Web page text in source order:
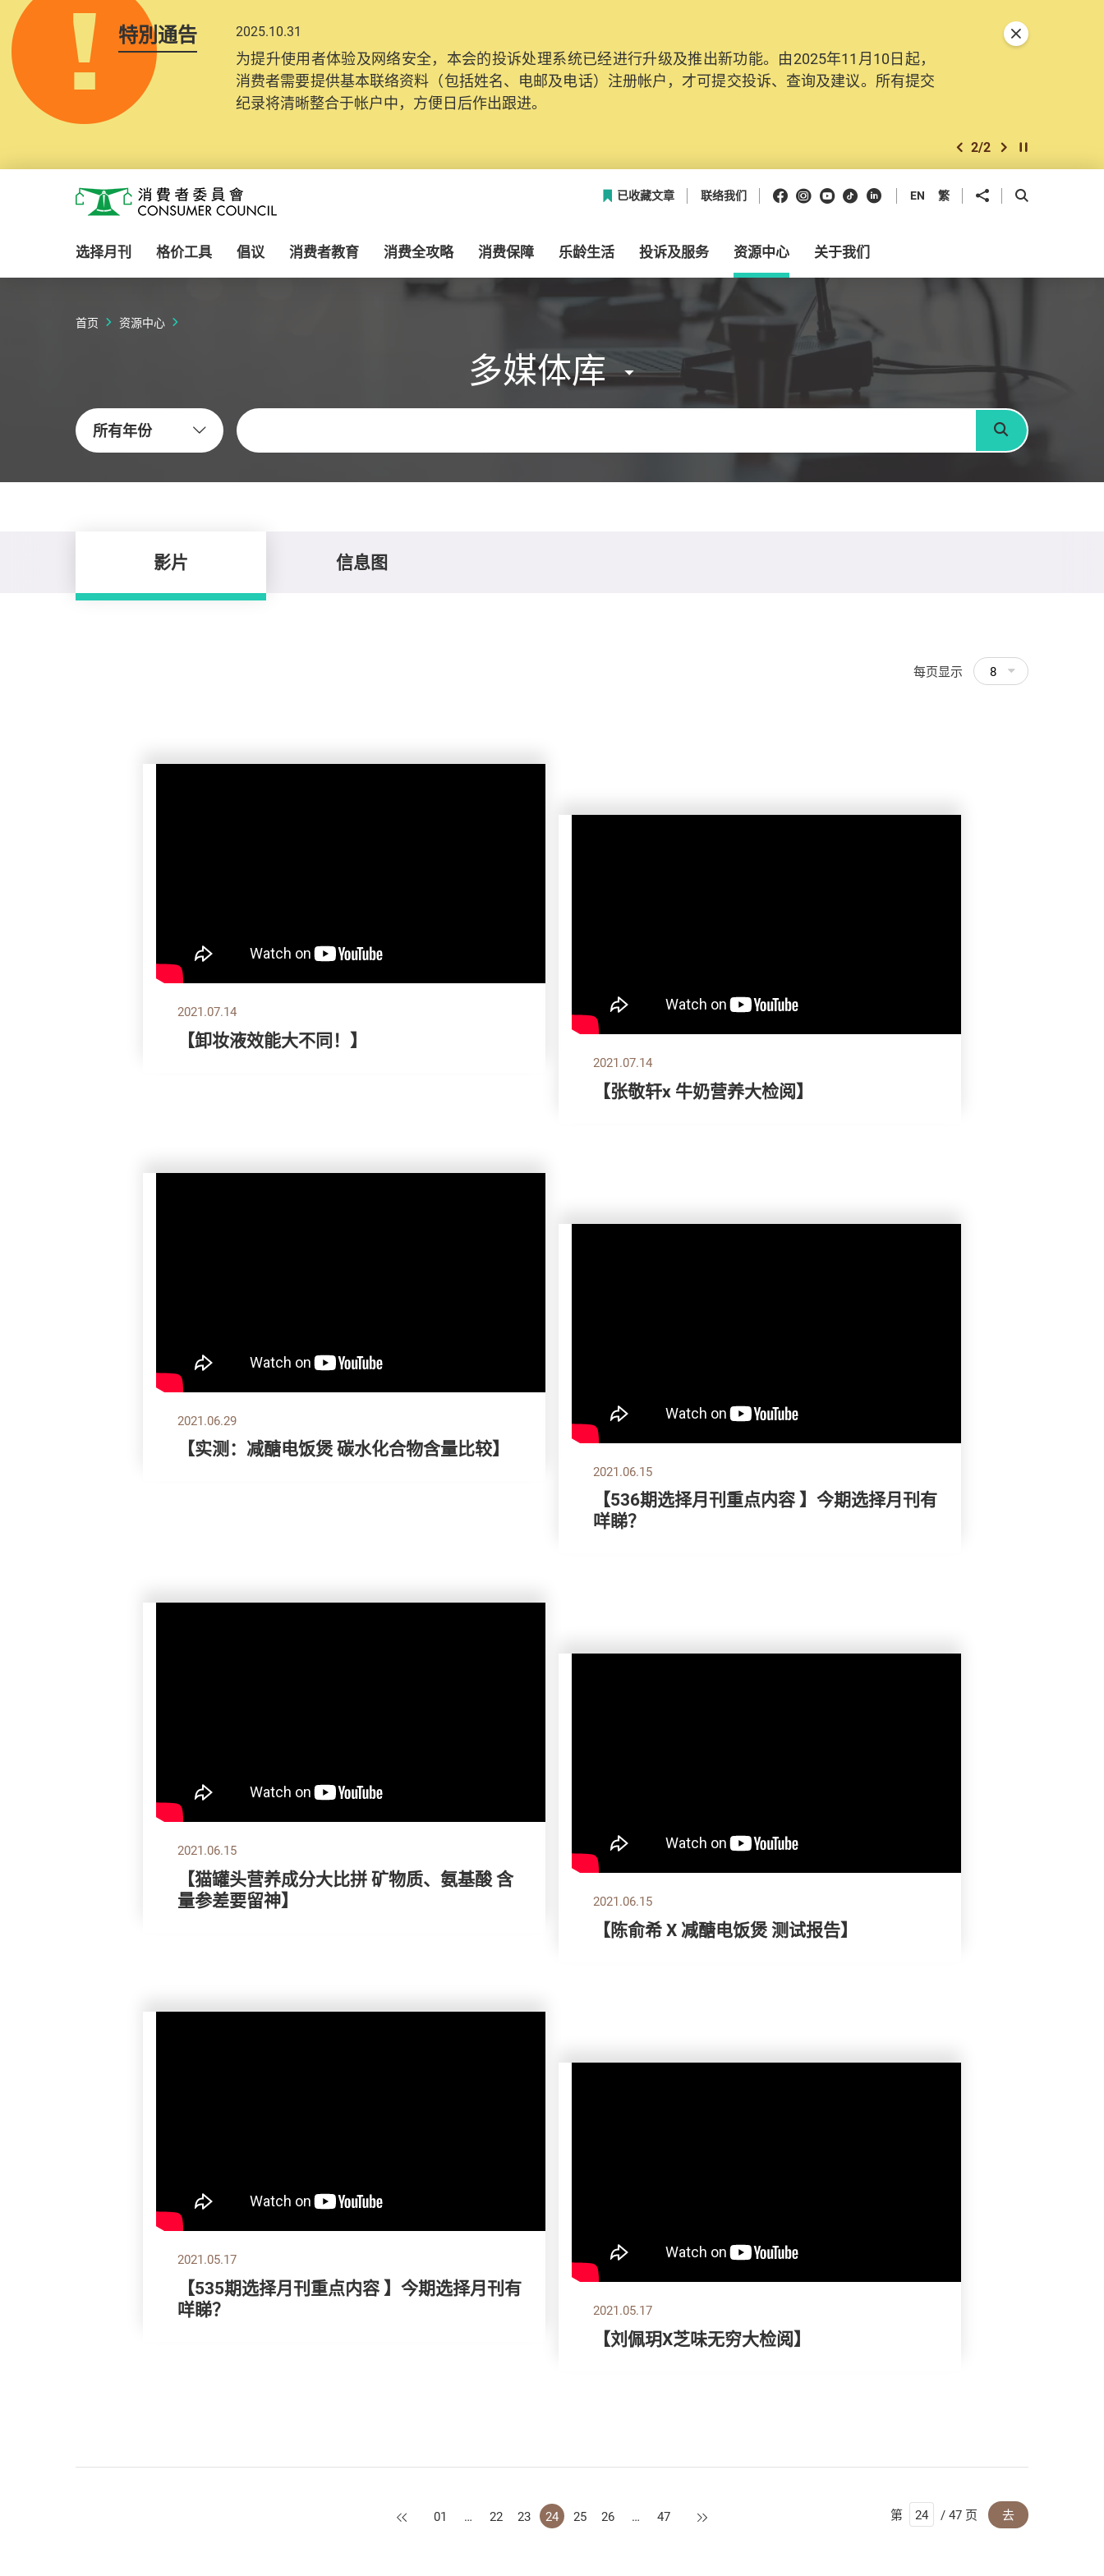
特別通告 2025.10.31
为提升使用者体验及网络安全，本会的投诉处理系统已经进行升级及推出新功能。由2025年11月10日起，
消费者需要提供基本联络资料（包括姓名、电邮及电话）注册帐户，才可提交投诉、查询及建议。所有提交
纪录将清晰整合于帐户中，方便日后作出跟进。
上一个
2/2 下一个开始/暂停幻灯
关闭特別通告
消费者委员会
已收藏文章 联络我们 Facebook
Instagram
Youtube
抖音领英 EN 繁 分享到 开启搜寻框
选择月刊 格价工具 倡议 消费者教育 消费全攻略 消费保障 乐龄生活 投诉及服务 资源中心 关于我们
首页 资源中心
多媒体库
所有年份
关键字
搜寻
影片 信息图
每页显示 8
2021.07.14
【卸妆液效能大不同！】
2021.07.14
【张敬轩x 牛奶营养大检阅】
2021.06.29
【实测：减醣电饭煲 碳水化合物含量比较】
2021.06.15
【536期选择月刊重点内容 】今期选择月刊有
咩睇？
2021.06.15
【猫罐头营养成分大比拼 矿物质、氨基酸 含
量参差要留神】
2021.06.15
【陈俞希 X 减醣电饭煲 测试报告】
2021.05.17
【535期选择月刊重点内容 】今期选择月刊有
咩睇？
2021.05.17
【刘佩玥X芝味无穷大检阅】
上一页
01 … 22 23 24 25 26 … 47 下一页 第 / 47 页 去